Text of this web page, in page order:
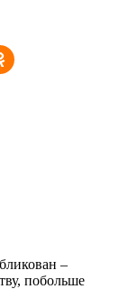
–
побольше